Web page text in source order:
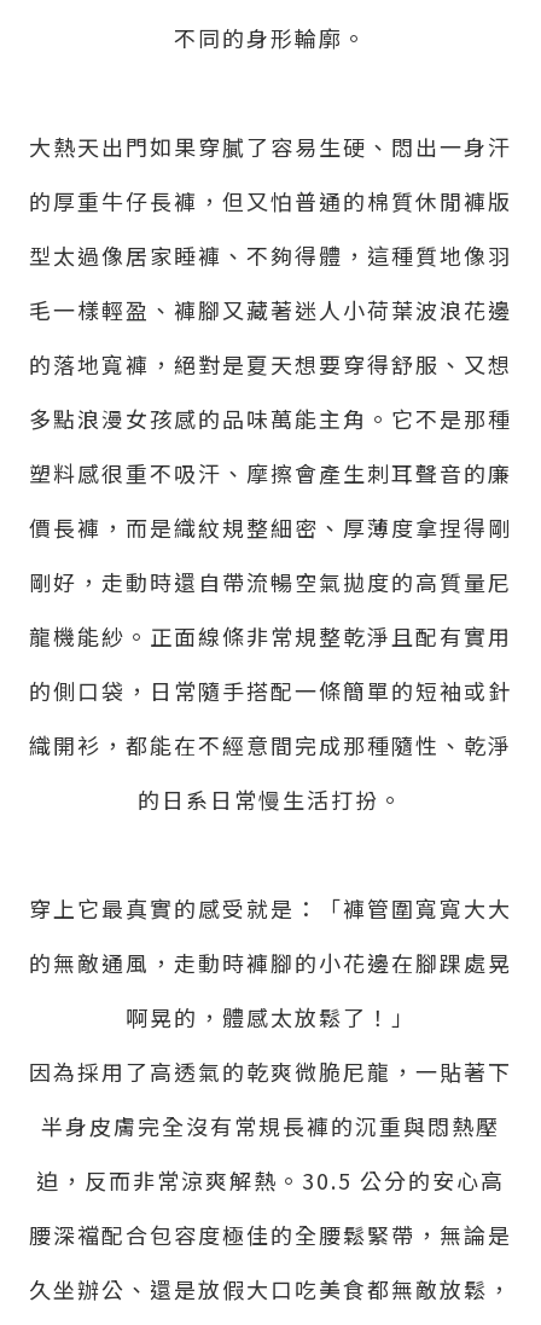
不同的身形輪廓。
大熱天出門如果穿膩了容易生硬、悶出一身汗
的厚重牛仔長褲，但又怕普通的棉質休閒褲版
型太過像居家睡褲、不夠得體，這種質地像羽
毛一樣輕盈、褲腳又藏著迷人小荷葉波浪花邊
的落地寬褲，絕對是夏天想要穿得舒服、又想
多點浪漫女孩感的品味萬能主角。它不是那種
塑料感很重不吸汗、摩擦會產生刺耳聲音的廉
價長褲，而是織紋規整細密、厚薄度拿捏得剛
剛好，走動時還自帶流暢空氣拋度的高質量尼
龍機能紗。正面線條非常規整乾淨且配有實用
的側口袋，日常隨手搭配一條簡單的短袖或針
織開衫，都能在不經意間完成那種隨性、乾淨
的日系日常慢生活打扮。
穿上它最真實的感受就是：「褲管圍寬寬大大
的無敵通風，走動時褲腳的小花邊在腳踝處晃
啊晃的，體感太放鬆了！」
因為採用了高透氣的乾爽微脆尼龍，一貼著下
半身皮膚完全沒有常規長褲的沉重與悶熱壓
迫，反而非常涼爽解熱。30.5 公分的安心高
腰深襠配合包容度極佳的全腰鬆緊帶，無論是
久坐辦公、還是放假大口吃美食都無敵放鬆，